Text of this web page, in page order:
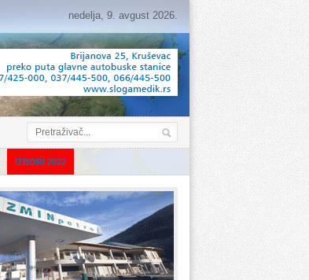
nedelja, 9. avgust 2026.
IZBORI 2022